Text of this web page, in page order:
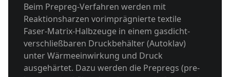
Beim Prepreg-Verfahren werden mit
Reaktionsharzen vorimprägnierte textile
Faser-Matrix-Halbzeuge in einem gasdicht-
verschließbaren Druckbehälter (Autoklav)
unter Wärmeeinwirkung und Druck
ausgehärtet. Dazu werden die Prepregs (pre-